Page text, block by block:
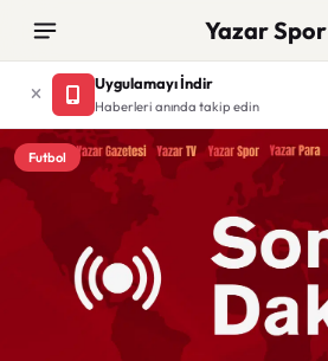
Yazar Spor
Uygulamayı İndir
Haberleri anında takip edin
Futbol